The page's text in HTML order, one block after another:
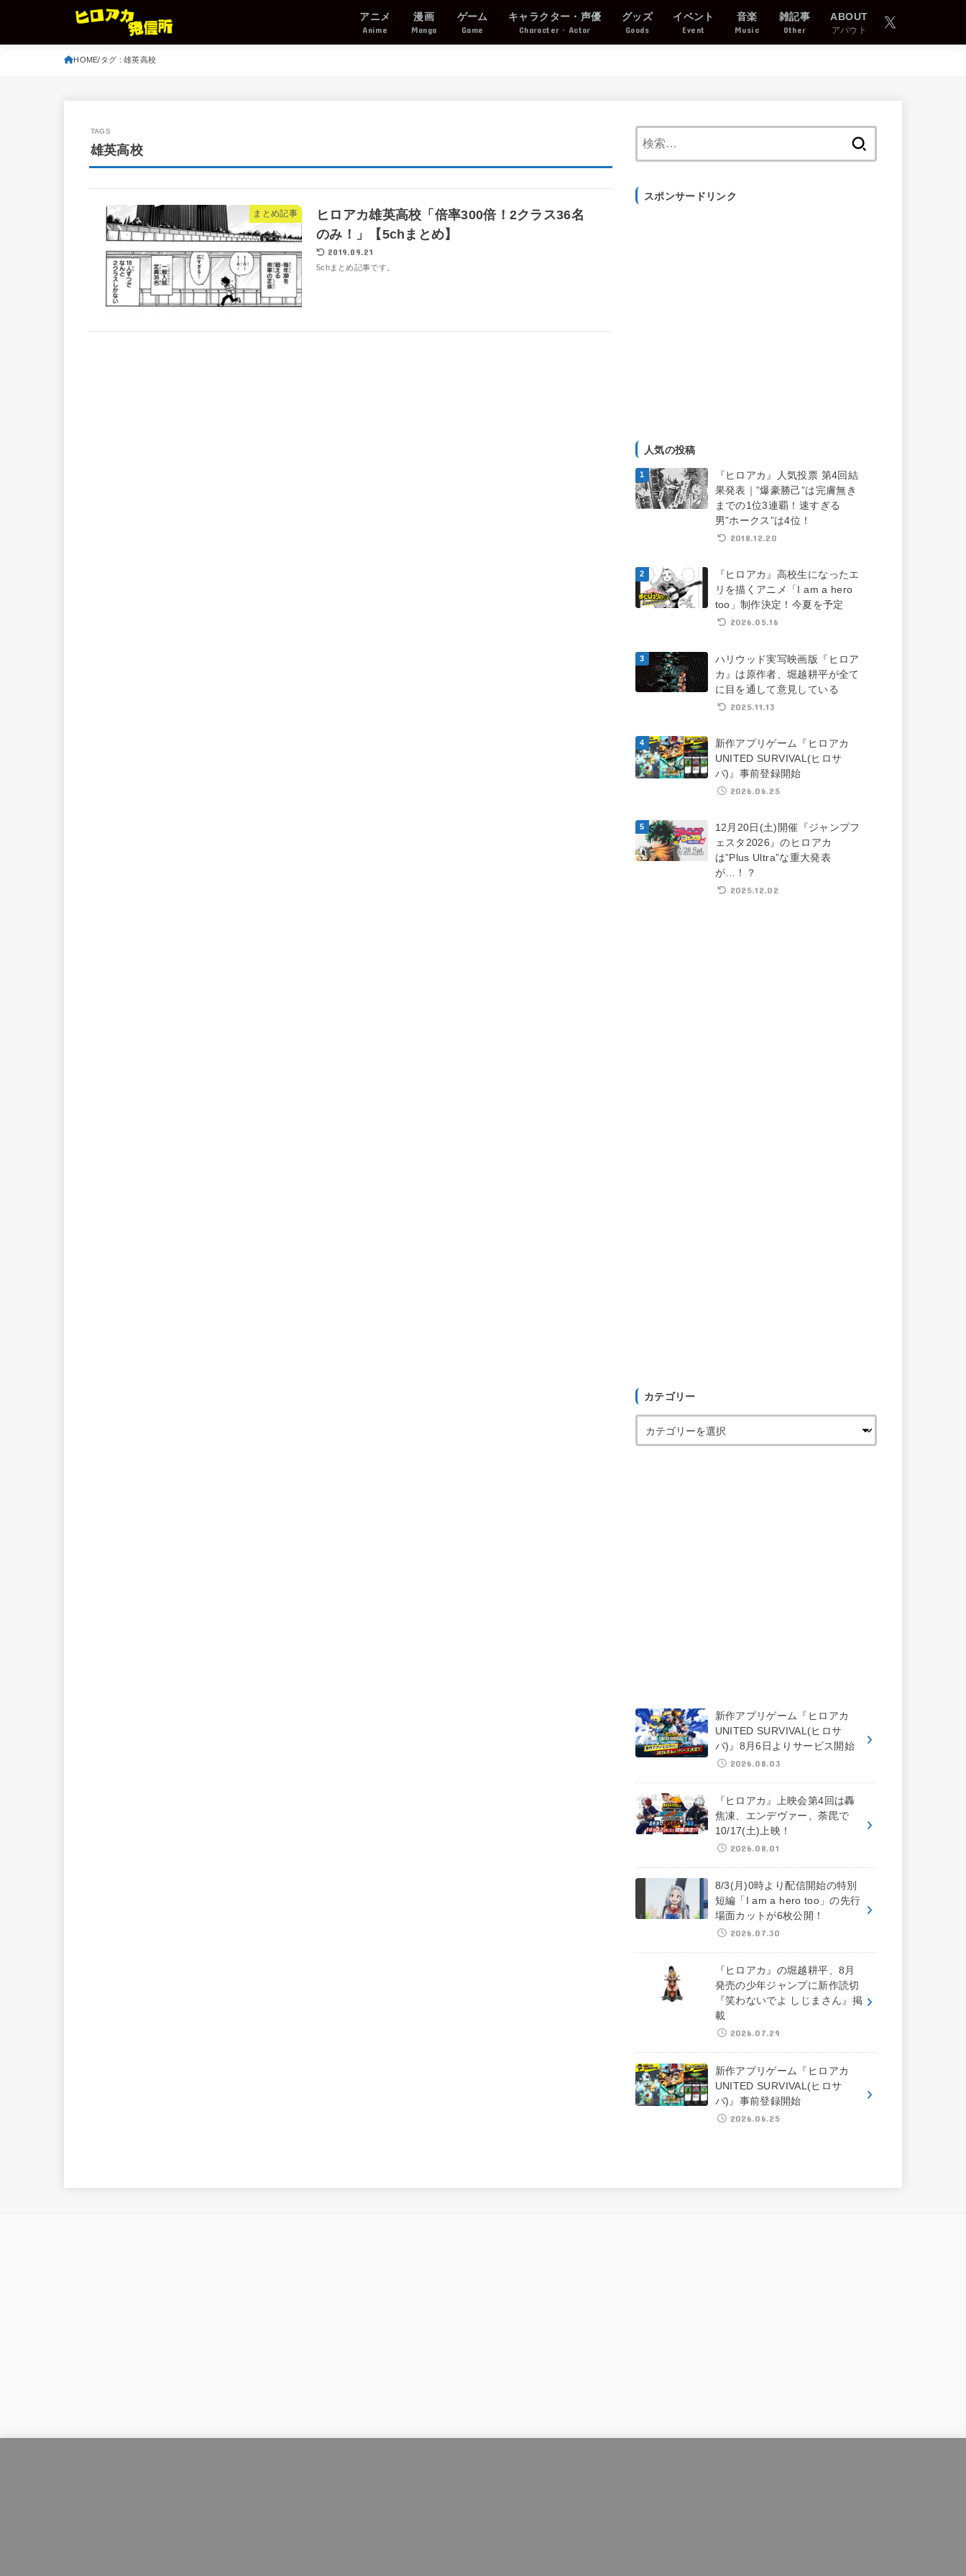
アニメ
Anime
漫画
Manga
ゲーム
Game
キャラクター・声優
Character・Actor
グッズ
Goods
イベント
Event
音楽
Music
雑記事
Other
ABOUT
アバウト
HOME タグ : 雄英高校
雄英高校
まとめ記事
ヒロアカ雄英高校「倍率300倍！2クラス36名
のみ！」【5chまとめ】
2019.09.21
5chまとめ記事です。
スポンサードリンク
人気の投稿
『ヒロアカ』人気投票 第4回結
果発表｜”爆豪勝己”は完膚無き
までの1位3連覇！速すぎる
男”ホークス”は4位！
2018.12.20
『ヒロアカ』高校生になったエ
リを描くアニメ「I am a hero
too」制作決定！今夏を予定
2026.05.16
ハリウッド実写映画版『ヒロア
カ』は原作者、堀越耕平が全て
に目を通して意見している
2025.11.13
新作アプリゲーム『ヒロアカ
UNITED SURVIVAL(ヒロサ
バ)』事前登録開始
2026.06.25
12月20日(土)開催『ジャンプフ
ェスタ2026』のヒロアカ
は”Plus Ultra”な重大発表
が…！？
2025.12.02
カテゴリー
新作アプリゲーム『ヒロアカ
UNITED SURVIVAL(ヒロサ
バ)』8月6日よりサービス開始
2026.08.03
『ヒロアカ』上映会第4回は轟
焦凍、エンデヴァー、荼毘で
10/17(土)上映！
2026.08.01
8/3(月)0時より配信開始の特別
短編「I am a hero too」の先行
場面カットが6枚公開！
2026.07.30
『ヒロアカ』の堀越耕平、8月
発売の少年ジャンプに新作読切
『笑わないでよ しじまさん』掲
載
2026.07.29
新作アプリゲーム『ヒロアカ
UNITED SURVIVAL(ヒロサ
バ)』事前登録開始
2026.06.25